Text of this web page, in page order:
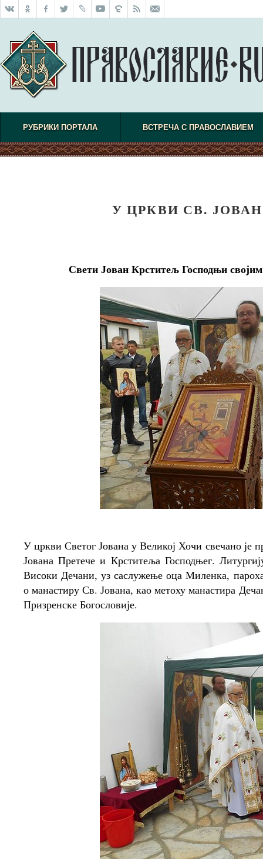
РУБРИКИ ПОРТАЛА ВСТРЕЧА С ПРАВОСЛАВИЕМ
У ЦРКВИ СВ.
Свети Јован Крститељ Господњи
У цркви Светог Јована у Великој Хочи свечано је
Јована Претече и Крститеља Господњег.
Високи Дечани, уз саслужење оца Миленка,
о манастиру Св. Јована, као метоху манастира
Призренске Богословије.